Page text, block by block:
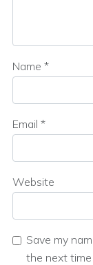
Name *
Email *
Website
Save my
the next